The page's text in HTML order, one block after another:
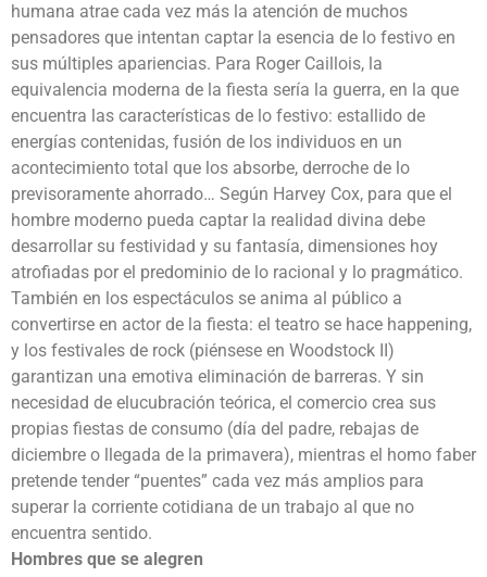
humana atrae cada vez más la atención de muchos
pensadores que intentan captar la esencia de lo festivo en
sus múltiples apariencias. Para Roger Caillois, la
equivalencia moderna de la fiesta sería la guerra, en la que
encuentra las características de lo festivo: estallido de
energías contenidas, fusión de los individuos en un
acontecimiento total que los absorbe, derroche de lo
previsoramente ahorrado… Según Harvey Cox, para que el
hombre moderno pueda captar la realidad divina debe
desarrollar su festividad y su fantasía, dimensiones hoy
atrofiadas por el predominio de lo racional y lo pragmático.
También en los espectáculos se anima al público a
convertirse en actor de la fiesta: el teatro se hace happening,
y los festivales de rock (piénsese en Woodstock II)
garantizan una emotiva eliminación de barreras. Y sin
necesidad de elucubración teórica, el comercio crea sus
propias fiestas de consumo (día del padre, rebajas de
diciembre o llegada de la primavera), mientras el homo faber
pretende tender “puentes” cada vez más amplios para
superar la corriente cotidiana de un trabajo al que no
encuentra sentido.
Hombres que se alegren